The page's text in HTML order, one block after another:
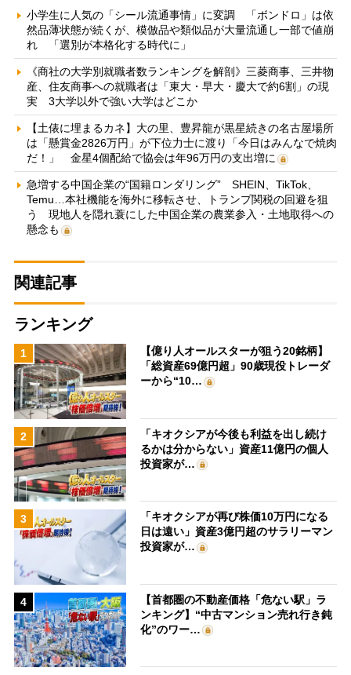
小学生に人気の「シール流通事情」に変調 「ボンドロ」は依
然品薄状態が続くが、模倣品や類似品が大量流通し一部で値崩
れ 「選別が本格化する時代に」
《商社の大学別就職者数ランキングを解剖》三菱商事、三井物
産、住友商事への就職者は「東大・早大・慶大で約6割」の現
実 3大学以外で強い大学はどこか
【土俵に埋まるカネ】大の里、豊昇龍が黒星続きの名古屋場所
は「懸賞金2826万円」が下位力士に渡り「今日はみんなで焼肉
だ！」 金星4個配給で協会は年96万円の支出増に
急増する中国企業の“国籍ロンダリング” SHEIN、TikTok、
Temu…本社機能を海外に移転させ、トランプ関税の回避を狙
う 現地人を隠れ蓑にした中国企業の農業参入・土地取得への
懸念も
関連記事
ランキング
1
【億り人オールスターが狙う20銘柄】
「総資産69億円超」90歳現役トレーダ
ーから“10…
2
「キオクシアが今後も利益を出し続け
るかは分からない」資産11億円の個人
投資家が…
3
「キオクシアが再び株価10万円になる
日は遠い」資産3億円超のサラリーマン
投資家が…
4
【首都圏の不動産価格「危ない駅」ラ
ンキング】“中古マンション売れ行き鈍
化”のワー…